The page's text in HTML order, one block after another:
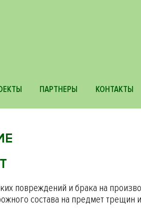
ПАРТНЕРЫ КОНТАКТЫ
повреждений и брака на
состава на предмет трещин и